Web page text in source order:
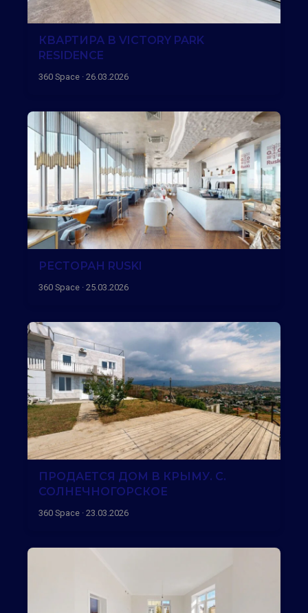
КВАРТИРА В VICTORY PARK
RESIDENCE
360 Space · 26.03.2026
РЕСТОРАН RUSKI
360 Space · 25.03.2026
ПРОДАЕТСЯ ДОМ В КРЫМУ. С.
СОЛНЕЧНОГОРСКОЕ
360 Space · 23.03.2026